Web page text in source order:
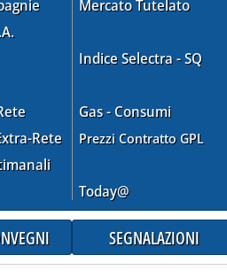
Rete
Mercato Tutelato
Indice Selectra - SQ
Gas - Consumi
Prezzi Contratto GPL
Today@
SEGNALAZIONI